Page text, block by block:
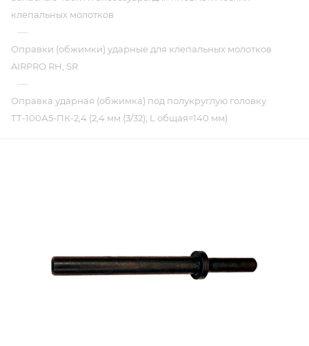
клепальных молотков
—
Оправки (обжимки) ударные для клепальных молотков
AIRPRO RH, SR
—
Оправка ударная (обжимка) под полукруглую головку
ТТ-100А5-ПК-2,4 (2,4 мм (3/32); L общая=140 мм)